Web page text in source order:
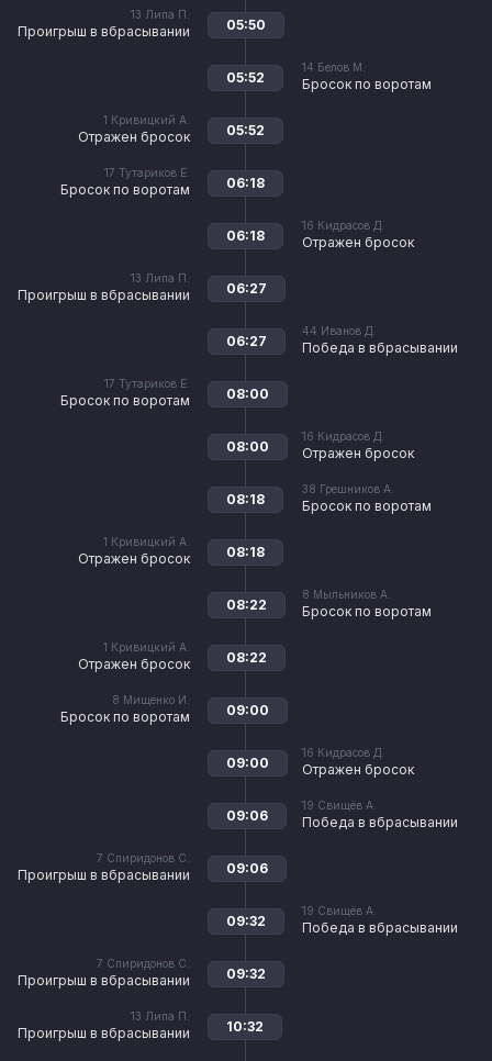
13 Липа П.
Проигрыш в вбрасывании 05:50
14 Белов М.
Бросок по воротам
05:52
1 Кривицкий А.
Отражен бросок 05:52
17 Тутариков Е.
Бросок по воротам 06:18
16 Кидрасов Д.
Отражен бросок
06:18
13 Липа П.
Проигрыш в вбрасывании 06:27
44 Иванов Д.
Победа в вбрасывании
06:27
17 Тутариков Е.
Бросок по воротам 08:00
16 Кидрасов Д.
Отражен бросок
08:00
38 Грешников А.
Бросок по воротам
08:18
1 Кривицкий А.
Отражен бросок 08:18
8 Мыльников А.
Бросок по воротам
08:22
1 Кривицкий А.
Отражен бросок 08:22
8 Мищенко И.
Бросок по воротам 09:00
16 Кидрасов Д.
Отражен бросок
09:00
19 Свищёв А.
Победа в вбрасывании
09:06
7 Спиридонов С.
Проигрыш в вбрасывании 09:06
19 Свищёв А.
Победа в вбрасывании
09:32
7 Спиридонов С.
Проигрыш в вбрасывании 09:32
13 Липа П.
Проигрыш в вбрасывании 10:32